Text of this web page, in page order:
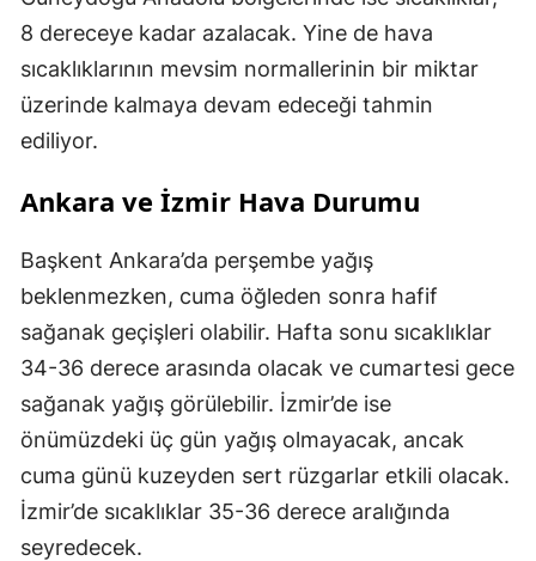
8 dereceye kadar azalacak. Yine de hava
sıcaklıklarının mevsim normallerinin bir miktar
üzerinde kalmaya devam edeceği tahmin
ediliyor.
Ankara ve İzmir Hava Durumu
Başkent Ankara’da perşembe yağış
beklenmezken, cuma öğleden sonra hafif
sağanak geçişleri olabilir. Hafta sonu sıcaklıklar
34-36 derece arasında olacak ve cumartesi gece
sağanak yağış görülebilir. İzmir’de ise
önümüzdeki üç gün yağış olmayacak, ancak
cuma günü kuzeyden sert rüzgarlar etkili olacak.
İzmir’de sıcaklıklar 35-36 derece aralığında
seyredecek.